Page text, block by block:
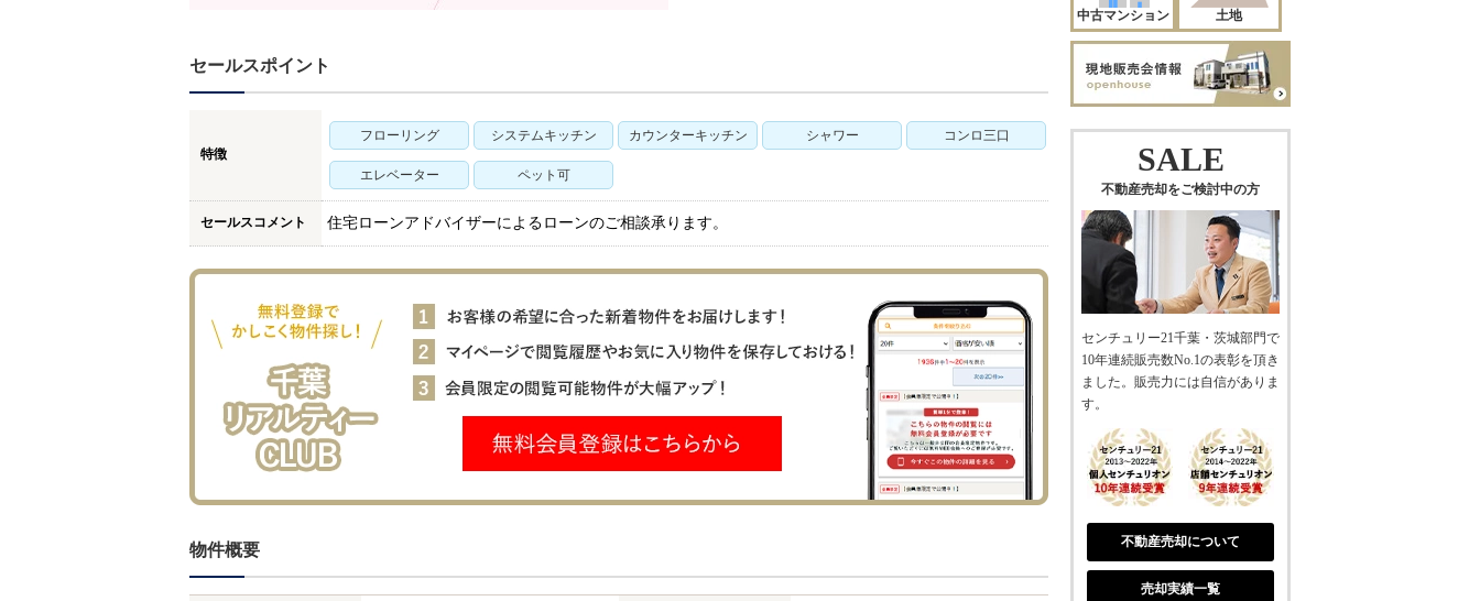
セールスポイント
特徴
フローリング システムキッチン カウンターキッチン シャワー コンロ三口
エレベーター ペット可
セールスコメント 住宅ローンアドバイザーによるローンのご相談承ります。
物件概要
中古マンション 土地
SALE
不動産売却をご検討中の方
センチュリー21千葉・茨城部門で
10年連続販売数No.1の表彰を頂き
ました。販売力には自信がありま
す。
不動産売却について
売却実績一覧